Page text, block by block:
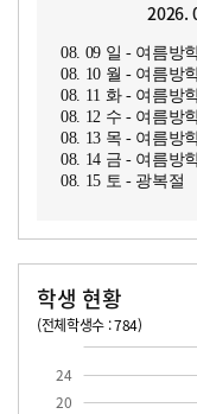
2026.
08. 09 일 - 여름방
08. 10 월 - 여름방
08. 11 화 - 여름방
08. 12 수 - 여름방
08. 13 목 - 여름방
08. 14 금 - 여름방
08. 15 토 - 광복절
학생 현황
(전체학생수 : 784)
20
24